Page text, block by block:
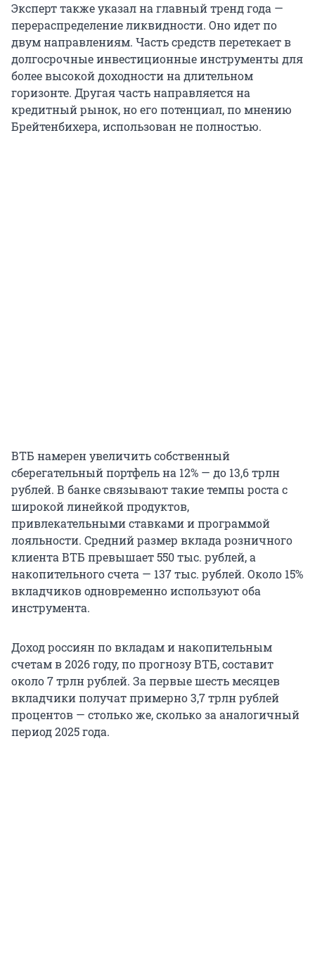
Эксперт также указал на главный тренд года —
перераспределение ликвидности. Оно идет по
двум направлениям. Часть средств перетекает в
долгосрочные инвестиционные инструменты для
более высокой доходности на длительном
горизонте. Другая часть направляется на
кредитный рынок, но его потенциал, по мнению
Брейтенбихера, использован не полностью.
ВТБ намерен увеличить собственный
сберегательный портфель на 12% — до 13,6 трлн
рублей. В банке связывают такие темпы роста с
широкой линейкой продуктов,
привлекательными ставками и программой
лояльности. Средний размер вклада розничного
клиента ВТБ превышает 550 тыс. рублей, а
накопительного счета — 137 тыс. рублей. Около 15%
вкладчиков одновременно используют оба
инструмента.
Доход россиян по вкладам и накопительным
счетам в 2026 году, по прогнозу ВТБ, составит
около 7 трлн рублей. За первые шесть месяцев
вкладчики получат примерно 3,7 трлн рублей
процентов — столько же, сколько за аналогичный
период 2025 года.